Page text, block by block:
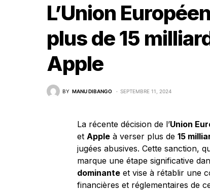
L’Union
plus de 15
Apple
BY MANU DIBANGO SEPTEMBRE 11, 2024
La récente décision de l’Union
et Apple à verser plus de 15
jugées abusives. Cette sanction,
marque une étape significative
dominante et vise à rétablir une
financières et réglementaires de